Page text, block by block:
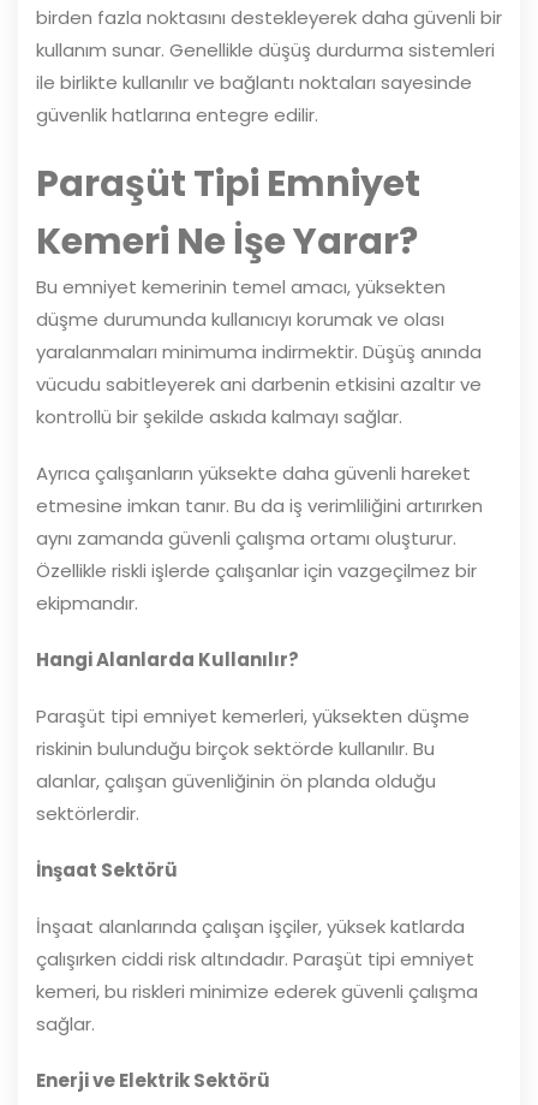
birden fazla noktasını destekleyerek daha güvenli bir
kullanım sunar. Genellikle düşüş durdurma sistemleri
ile birlikte kullanılır ve bağlantı noktaları sayesinde
güvenlik hatlarına entegre edilir.
Paraşüt Tipi Emniyet
Kemeri Ne İşe Yarar?
Bu emniyet kemerinin temel amacı, yüksekten
düşme durumunda kullanıcıyı korumak ve olası
yaralanmaları minimuma indirmektir. Düşüş anında
vücudu sabitleyerek ani darbenin etkisini azaltır ve
kontrollü bir şekilde askıda kalmayı sağlar.
Ayrıca çalışanların yüksekte daha güvenli hareket
etmesine imkan tanır. Bu da iş verimliliğini artırırken
aynı zamanda güvenli çalışma ortamı oluşturur.
Özellikle riskli işlerde çalışanlar için vazgeçilmez bir
ekipmandır.
Hangi Alanlarda Kullanılır?
Paraşüt tipi emniyet kemerleri, yüksekten düşme
riskinin bulunduğu birçok sektörde kullanılır. Bu
alanlar, çalışan güvenliğinin ön planda olduğu
sektörlerdir.
İnşaat Sektörü
İnşaat alanlarında çalışan işçiler, yüksek katlarda
çalışırken ciddi risk altındadır. Paraşüt tipi emniyet
kemeri, bu riskleri minimize ederek güvenli çalışma
sağlar.
Enerji ve Elektrik Sektörü